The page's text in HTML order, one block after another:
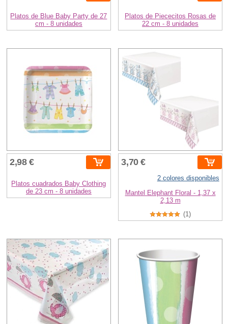
Platos de Blue Baby Party de 27
cm - 8 unidades
Platos de Piececitos Rosas de
22 cm - 8 unidades
2,98 €
Platos cuadrados Baby Clothing
de 23 cm - 8 unidades
3,70 €
2 colores disponibles
Mantel Elephant Floral - 1,37 x
2,13 m
(1)